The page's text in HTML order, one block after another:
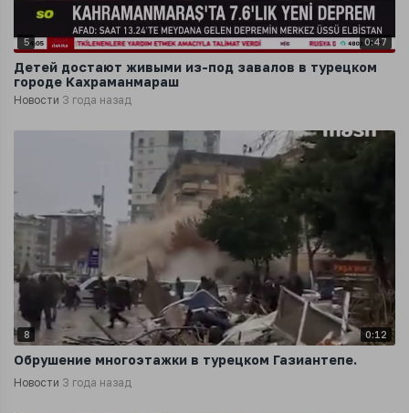
5 0:47
Детей достают живыми из-под завалов в турецком
городе Кахраманмараш
Новости 3 года назад
8 0:12
Обрушение многоэтажки в турецком Газиантепе.
Новости 3 года назад